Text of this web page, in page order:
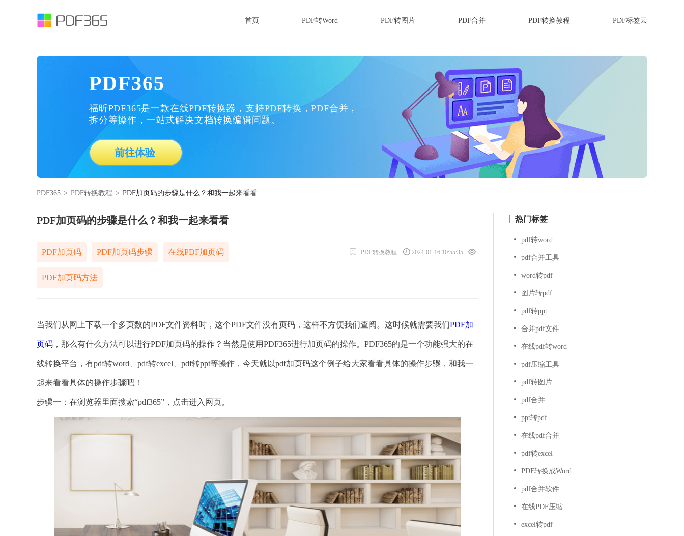
首页 PDF转Word PDF转图片 PDF合并 PDF转换教程 PDF标签云
PDF365
福昕PDF365是一款在线PDF转换器，支持PDF转换，PDF合并，
拆分等操作，一站式解决文档转换编辑问题。
前往体验
PDF365 > PDF转换教程 > PDF加页码的步骤是什么？和我一起来看看
PDF加页码的步骤是什么？和我一起来看看
PDF加页码 PDF加页码步骤 在线PDF加页码
PDF加页码方法
PDF转换教程 2024-01-16 10:55:35
当我们从网上下载一个多页数的PDF文件资料时，这个PDF文件没有页码，这样不方便我们查阅。这时候就需要我们PDF加
页码 ，那么有什么方法可以进行PDF加页码的操作？当然是使用PDF365进行加页码的操作。PDF365的是一个功能强大的在
线转换平台，有pdf转word、pdf转excel、pdf转ppt等操作，今天就以pdf加页码这个例子给大家看看具体的操作步骤，和我一
起来看看具体的操作步骤吧！
步骤一：在浏览器里面搜索“pdf365”，点击进入网页。
热门标签
pdf转word
pdf合并工具
word转pdf
图片转pdf
pdf转ppt
合并pdf文件
在线pdf转word
pdf压缩工具
pdf转图片
pdf合并
ppt转pdf
在线pdf合并
pdf转excel
PDF转换成Word
pdf合并软件
在线PDF压缩
excel转pdf